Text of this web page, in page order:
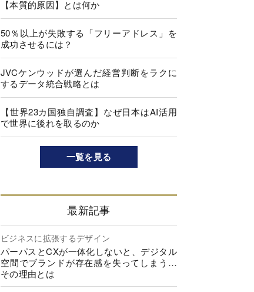
【本質的原因】とは何か
50％以上が失敗する「フリーアドレス」を
成功させるには？
JVCケンウッドが選んだ経営判断をラクに
するデータ統合戦略とは
【世界23カ国独自調査】なぜ日本はAI活用
で世界に後れを取るのか
一覧を見る
最新記事
ビジネスに拡張するデザイン
パーパスとCXが一体化しないと、デジタル
空間でブランドが存在感を失ってしまう…
その理由とは